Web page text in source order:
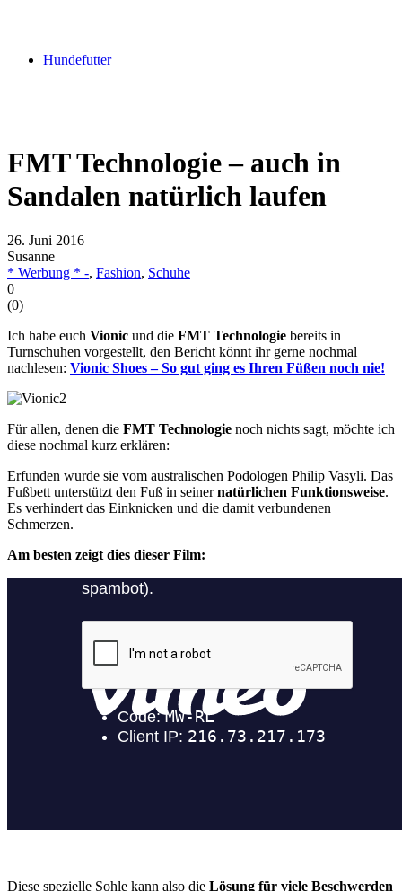
Hundefutter
FMT Technologie – auch in
Sandalen natürlich laufen
26. Juni 2016
Susanne
* Werbung * -, Fashion, Schuhe
0
(0)
Ich habe euch Vionic und die FMT Technologie bereits in
Turnschuhen vorgestellt, den Bericht könnt ihr gerne nochmal
nachlesen: Vionic Shoes – So gut ging es Ihren Füßen noch nie!
Für allen, denen die FMT Technologie noch nichts sagt, möchte ich
diese nochmal kurz erklären:
Erfunden wurde sie vom australischen Podologen Philip Vasyli. Das
Fußbett unterstützt den Fuß in seinernatürlichen Funktionsweise.
Es verhindert das Einknicken und die damit verbundenen
Schmerzen.
Am besten zeigt dies dieser Film:
Diese spezielle Sohle kann also die Lösung für viele Beschwerden